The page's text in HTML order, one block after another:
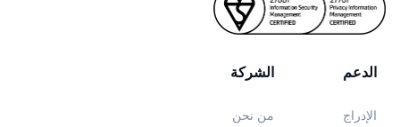
الشركة
من نحن
الدعم
الإدراج